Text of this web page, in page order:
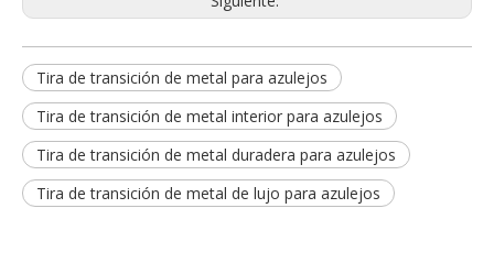
Tira de transición de metal para azulejos
Tira de transición de metal interior para azulejos
Tira de transición de metal duradera para azulejos
Tira de transición de metal de lujo para azulejos